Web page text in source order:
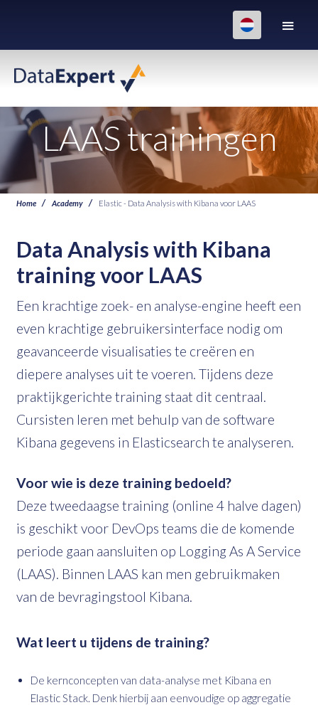
LAAS trainingen
Home Academy Elastic - Data Analysis with Kibana voor LAAS
Data Analysis with Kibana
training voor LAAS
Een krachtige zoek- en analyse-engine heeft een
even krachtige gebruikersinterface nodig om
geavanceerde visualisaties te creëren en
diepere analyses uit te voeren. Tijdens deze
praktijkgerichte training staat dit centraal.
Cursisten leren met behulp van de software
Kibana gegevens in Elasticsearch te analyseren.
Voor wie is deze training bedoeld?
Deze tweedaagse training (online 4 halve dagen)
is geschikt voor DevOps teams die de komende
periode gaan aansluiten op Logging As A Service
(LAAS). Binnen LAAS kan men gebruikmaken
van de bevragingstool Kibana.
Wat leert u tijdens de training?
De kernconcepten van data-analyse met Kibana en
Elastic Stack. Denk hierbij aan eenvoudige op aggregatie